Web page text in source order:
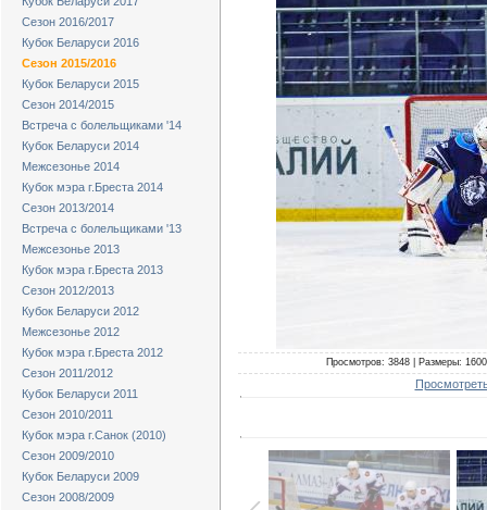
Сезон 2016/2017
Кубок Беларуси 2016
Сезон 2015/2016
Кубок Беларуси 2015
Сезон 2014/2015
Встреча с болельщиками '14
Кубок Беларуси 2014
Межсезонье 2014
Кубок мэра г.Бреста 2014
Сезон 2013/2014
Встреча с болельщиками '13
Межсезонье 2013
Кубок мэра г.Бреста 2013
Сезон 2012/2013
Кубок Беларуси 2012
Межсезонье 2012
Кубок мэра г.Бреста 2012
Сезон 2011/2012
Кубок Беларуси 2011
Сезон 2010/2011
Кубок мэра г.Санок (2010)
Сезон 2009/2010
Кубок Беларуси 2009
Сезон 2008/2009
Просмотров: 3848 | Размеры: